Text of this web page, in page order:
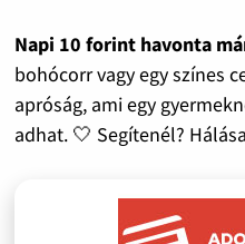
Napi 10 forint havonta
bohócorr vagy egy színes
apróság, ami egy
adhat. 🤍 Segítenél?